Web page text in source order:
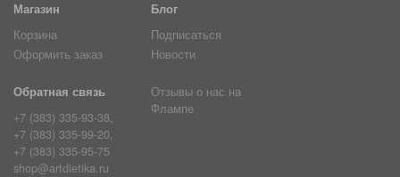
Магазин
Корзина
Оформить заказ
Блог
Подписаться
Новости
Обратная связь
+7 (383) 335-93-38,
+7 (383) 335-99-20,
+7 (383) 335-95-75
shop@artdietika.ru
Отзывы о нас на
Флампе